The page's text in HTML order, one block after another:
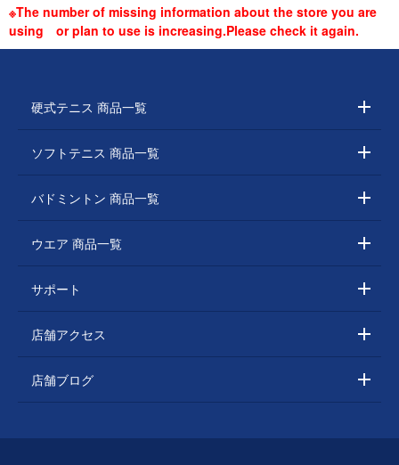
※The number of missing information about the store you are
using or plan to use is increasing.Please check it again.
硬式テニス 商品一覧
ソフトテニス 商品一覧
バドミントン 商品一覧
ウエア 商品一覧
サポート
店舗アクセス
店舗ブログ